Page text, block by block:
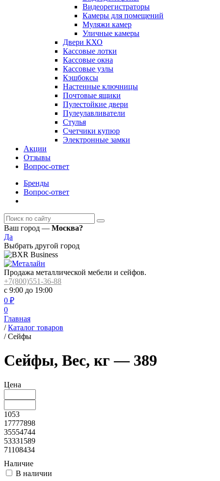
Видеорегистраторы
Камеры для помещений
Муляжи камер
Уличные камеры
Двери КХО
Кассовые лотки
Кассовые окна
Кассовые узлы
Кэшбоксы
Настенные ключницы
Почтовые ящики
Пулестойкие двери
Пулеулавливатели
Стулья
Счетчики купюр
Электронные замки
Акции
Отзывы
Вопрос-ответ
Бренды
Вопрос-ответ
Ваш город — Москва?
Да
Выбрать другой город
Продажа металлической мебели и сейфов.
+7(800)551-36-88
с 9:00 до 19:00
0 ₽
0
Главная
/ Каталог товаров
/ Сейфы
Сейфы, Вес, кг — 389
Цена
1053
17777898
35554744
53331589
71108434
Наличие
В наличии